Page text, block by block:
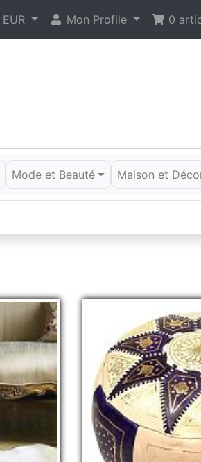
EUR Mon Profile 0
Mode et Beauté Maison et